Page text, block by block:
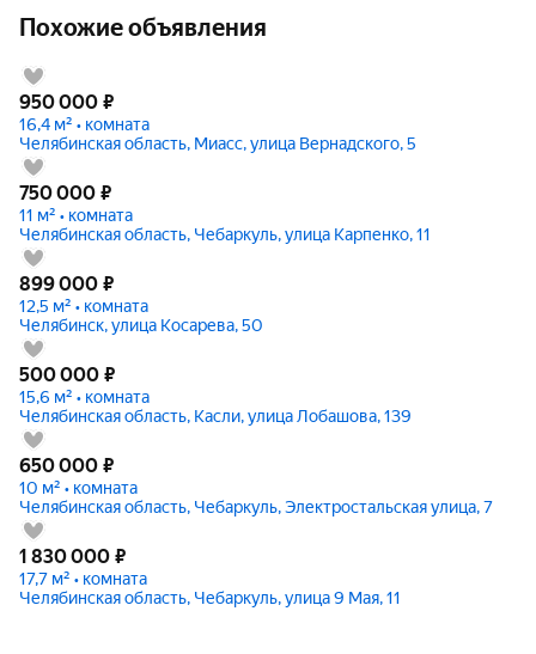
Похожие объявления
950 000 ₽
16,4 м² • комната
Челябинская область, Миасс, улица Вернадского, 5
750 000 ₽
11 м² • комната
Челябинская область, Чебаркуль, улица Карпенко, 11
899 000 ₽
12,5 м² • комната
Челябинск, улица Косарева, 50
500 000 ₽
15,6 м² • комната
Челябинская область, Касли, улица Лобашова, 139
650 000 ₽
10 м² • комната
Челябинская область, Чебаркуль, Электростальская улица, 7
1 830 000 ₽
17,7 м² • комната
Челябинская область, Чебаркуль, улица 9 Мая, 11